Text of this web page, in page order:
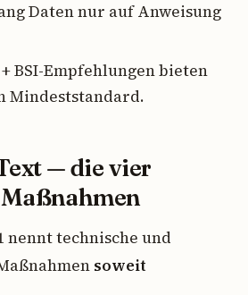
Daten nur auf Anweisung
+ BSI-Empfehlungen bieten
Mindeststandard.
— die vier
nennt technische und
soweit